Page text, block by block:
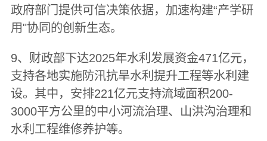
政府部门提供可信决策依据，加速构建“产学研
用"协同的创新生态。
9、财政部下达2025年水利发展资金471亿元，
支持各地实施防汛抗旱水利提升工程等水利建
设。其中，安排221亿元支持流域面积200-
3000平方公里的中小河流治理、山洪沟治理和
水利工程维修养护等。